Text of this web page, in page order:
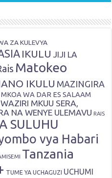
ZA KULEVYA
IKULU JIJI LA
Matokeo
IKULU MAZINGIRA
MKOA WA DAR ES SALAAM
MKUU SERA,
NA WENYE ULEMAVU RAIS
SULUHU
vya Habari
Tanzania
TUME YA UCHAGUZI UCHUMI